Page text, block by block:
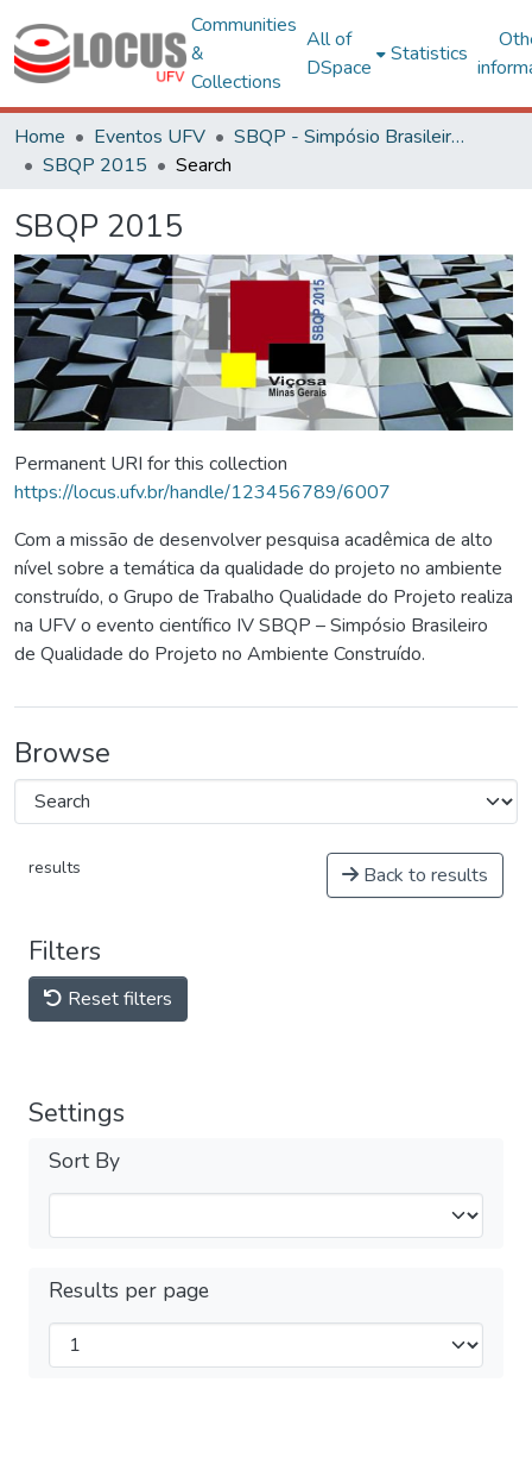
Communities
&
Collections
All of
DSpace
Statistics
Home Eventos UFV
SBQP - Simpósio Brasileiro de Qualidade do Projeto no Ambiente Construído
SBQP 2015
Search
SBQP 2015
Permanent URI for this collection
https://locus.ufv.br/handle/123456789/6007
Com a missão de desenvolver pesquisa acadêmica de alto
nível sobre a temática da qualidade do projeto no ambiente
construído, o Grupo de Trabalho Qualidade do Projeto realiza
na UFV o evento científico IV SBQP – Simpósio Brasileiro
de Qualidade do Projeto no Ambiente Construído.
Browse
results Back to results
Filters
Reset filters
Settings
Sort By
Results per page